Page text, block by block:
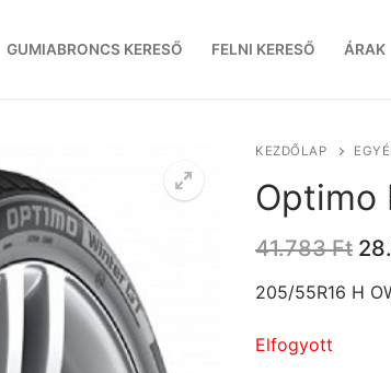
GUMIABRONCS KERESŐ FELNI KERESŐ ÁRAK
KEZDŐLAP
Optimo
41.783Ft
205/55R16 H
Elfogyott